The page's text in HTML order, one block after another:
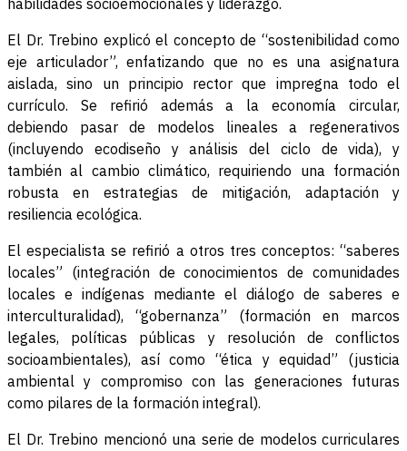
habilidades socioemocionales y liderazgo.
El Dr. Trebino explicó el concepto de “sostenibilidad como
eje articulador”, enfatizando que no es una asignatura
aislada, sino un principio rector que impregna todo el
currículo. Se refirió además a la economía circular,
debiendo pasar de modelos lineales a regenerativos
(incluyendo ecodiseño y análisis del ciclo de vida), y
también al cambio climático, requiriendo una formación
robusta en estrategias de mitigación, adaptación y
resiliencia ecológica.
El especialista se refirió a otros tres conceptos: “saberes
locales” (integración de conocimientos de comunidades
locales e indígenas mediante el diálogo de saberes e
interculturalidad), “gobernanza” (formación en marcos
legales, políticas públicas y resolución de conflictos
socioambientales), así como “ética y equidad” (justicia
ambiental y compromiso con las generaciones futuras
como pilares de la formación integral).
El Dr. Trebino mencionó una serie de modelos curriculares